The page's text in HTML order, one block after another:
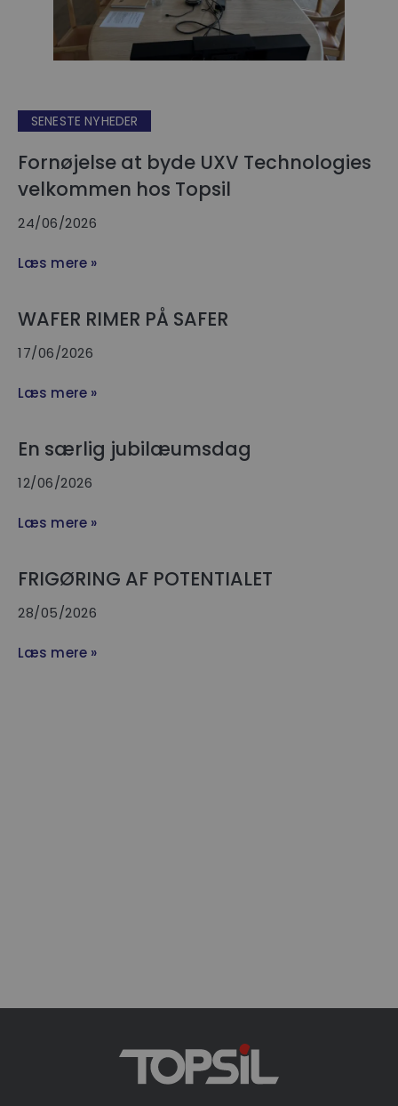
SENESTE NYHEDER
Fornøjelse at byde UXV Technologies
velkommen hos Topsil
24/06/2026
Læs mere »
WAFER RIMER PÅ SAFER
17/06/2026
Læs mere »
En særlig jubilæumsdag
12/06/2026
Læs mere »
FRIGØRING AF POTENTIALET
28/05/2026
Læs mere »